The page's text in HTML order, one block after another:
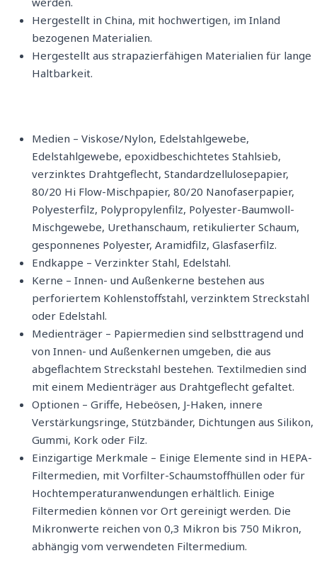
Hergestellt in China, mit hochwertigen, im Inland
bezogenen Materialien.
Hergestellt aus strapazierfähigen Materialien für lange
Haltbarkeit.
Medien – Viskose/Nylon, Edelstahlgewebe,
Edelstahlgewebe, epoxidbeschichtetes Stahlsieb,
verzinktes Drahtgeflecht, Standardzellulosepapier,
80/20 Hi Flow-Mischpapier, 80/20 Nanofaserpapier,
Polyesterfilz, Polypropylenfilz, Polyester-Baumwoll-
Mischgewebe, Urethanschaum, retikulierter Schaum,
gesponnenes Polyester, Aramidfilz, Glasfaserfilz.
Endkappe – Verzinkter Stahl, Edelstahl.
Kerne – Innen- und Außenkerne bestehen aus
perforiertem Kohlenstoffstahl, verzinktem Streckstahl
oder Edelstahl.
Medienträger – Papiermedien sind selbsttragend und
von Innen- und Außenkernen umgeben, die aus
abgeflachtem Streckstahl bestehen. Textilmedien sind
mit einem Medienträger aus Drahtgeflecht gefaltet.
Optionen – Griffe, Hebeösen, J-Haken, innere
Verstärkungsringe, Stützbänder, Dichtungen aus Silikon,
Gummi, Kork oder Filz.
Einzigartige Merkmale – Einige Elemente sind in HEPA-
Filtermedien, mit Vorfilter-Schaumstoffhüllen oder für
Hochtemperaturanwendungen erhältlich. Einige
Filtermedien können vor Ort gereinigt werden. Die
Mikronwerte reichen von 0,3 Mikron bis 750 Mikron,
abhängig vom verwendeten Filtermedium.